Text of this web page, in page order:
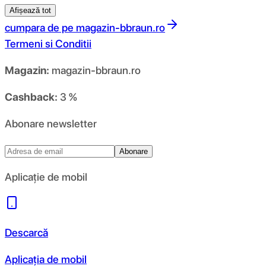
Afișează tot
cumpara de pe magazin-bbraun.ro
Termeni si Conditii
Magazin: magazin-bbraun.ro
Cashback: 3 %
Abonare newsletter
Abonare
Aplicație de mobil
Descarcă
Aplicația de mobil